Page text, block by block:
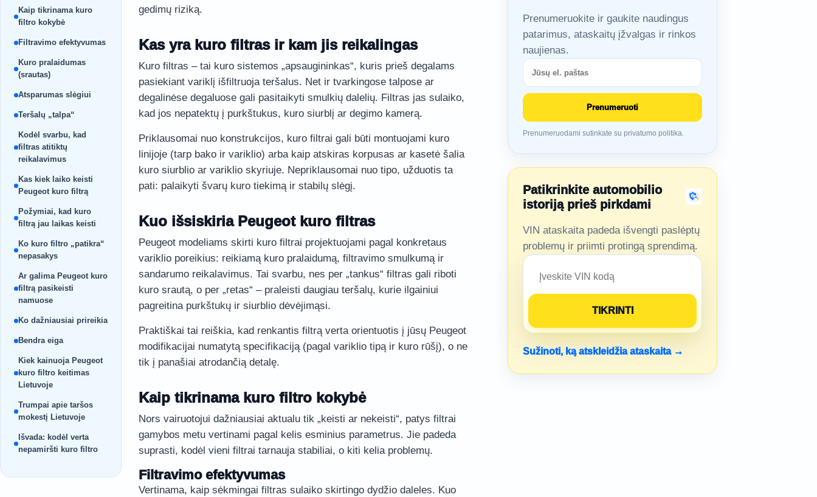
Kaip tikrinama kuro
filtro kokybė
Filtravimo efektyvumas
Kuro pralaidumas
(srautas)
Atsparumas slėgiui
Teršalų „talpa“
Kodėl svarbu, kad
filtras atitiktų
reikalavimus
Kas kiek laiko keisti
Peugeot kuro filtrą
Požymiai, kad kuro
filtrą jau laikas keisti
Ko kuro filtro „patikra“
nepasakys
Ar galima Peugeot kuro
filtrą pasikeisti
namuose
Ko dažniausiai prireikia
Bendra eiga
Kiek kainuoja Peugeot
kuro filtro keitimas
Lietuvoje
Trumpai apie taršos
mokestį Lietuvoje
Išvada: kodėl verta
nepamiršti kuro filtro
gedimų riziką.
Kas yra kuro filtras ir kam jis reikalingas
Kuro filtras – tai kuro sistemos „apsaugininkas“, kuris prieš degalams
pasiekiant variklį išfiltruoja teršalus. Net ir tvarkingose talpose ar
degalinėse degaluose gali pasitaikyti smulkių dalelių. Filtras jas sulaiko,
kad jos nepatektų į purkštukus, kuro siurblį ar degimo kamerą.
Priklausomai nuo konstrukcijos, kuro filtrai gali būti montuojami kuro
linijoje (tarp bako ir variklio) arba kaip atskiras korpusas ar kasetė šalia
kuro siurblio ar variklio skyriuje. Nepriklausomai nuo tipo, užduotis ta
pati: palaikyti švarų kuro tiekimą ir stabilų slėgį.
Kuo išsiskiria Peugeot kuro filtras
Peugeot modeliams skirti kuro filtrai projektuojami pagal konkretaus
variklio poreikius: reikiamą kuro pralaidumą, filtravimo smulkumą ir
sandarumo reikalavimus. Tai svarbu, nes per „tankus“ filtras gali riboti
kuro srautą, o per „retas“ – praleisti daugiau teršalų, kurie ilgainiui
pagreitina purkštukų ir siurblio dėvėjimąsi.
Praktiškai tai reiškia, kad renkantis filtrą verta orientuotis į jūsų Peugeot
modifikacijai numatytą specifikaciją (pagal variklio tipą ir kuro rūšį), o ne
tik į panašiai atrodančią detalę.
Kaip tikrinama kuro filtro kokybė
Nors vairuotojui dažniausiai aktualu tik „keisti ar nekeisti“, patys filtrai
gamybos metu vertinami pagal kelis esminius parametrus. Jie padeda
suprasti, kodėl vieni filtrai tarnauja stabiliai, o kiti kelia problemų.
Filtravimo efektyvumas
Vertinama, kaip sėkmingai filtras sulaiko skirtingo dydžio daleles. Kuo
Prenumeruokite ir gaukite naudingus
patarimus, ataskaitų įžvalgas ir rinkos
naujienas.
Prenumeruoti
Prenumeruodami sutinkate su privatumo politika.
Patikrinkite automobilio
istoriją prieš pirkdami
VIN ataskaita padeda išvengti paslėptų
problemų ir priimti protingą sprendimą.
Sužinoti, ką atskleidžia ataskaita →